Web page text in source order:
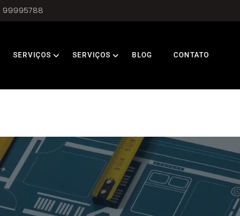
99995788
SERVIÇOS SERVIÇOS BLOG CONTATO